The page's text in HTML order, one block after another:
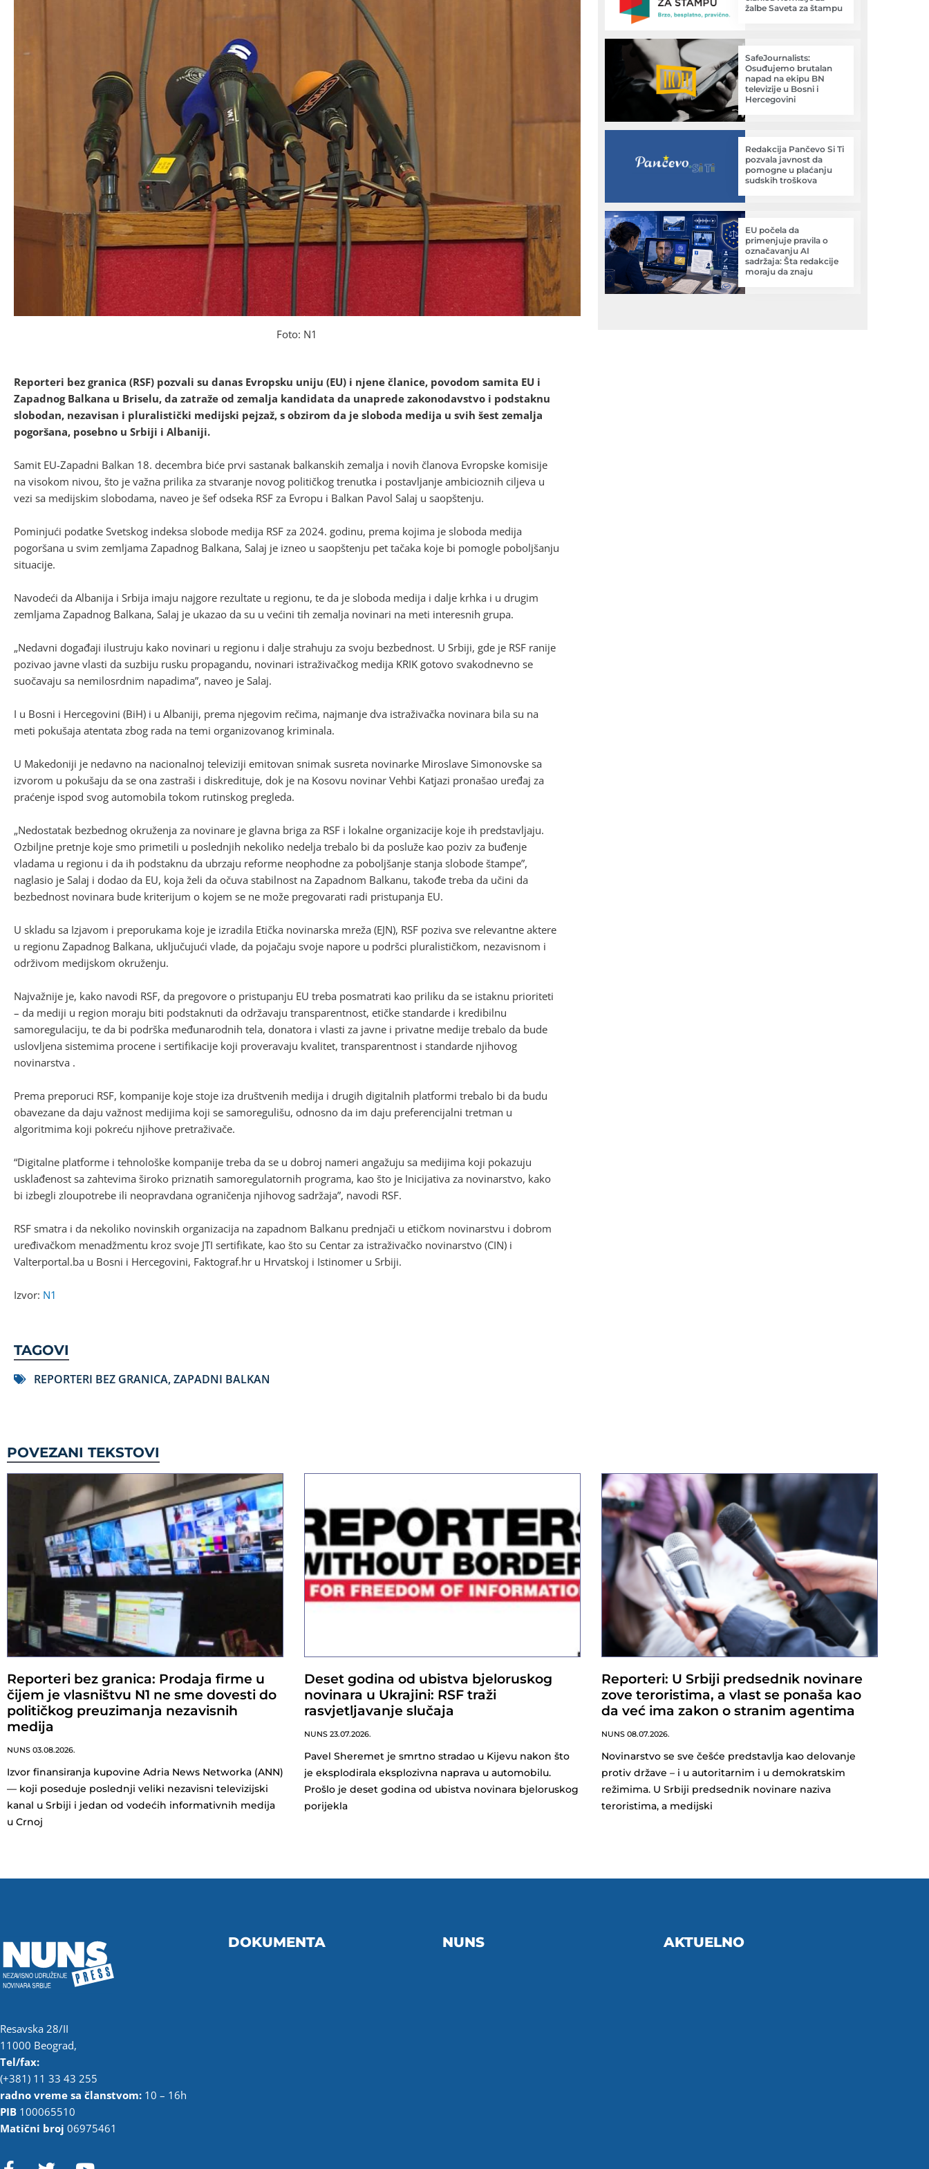
Foto: N1
Reporteri bez granica (RSF) pozvali su danas Evropsku uniju (EU) i njene članice, povodom samita EU i
Zapadnog Balkana u Briselu, da zatraže od zemalja kandidata da unaprede zakonodavstvo i podstaknu
slobodan, nezavisan i pluralistički medijski pejzaž, s obzirom da je sloboda medija u svih šest zemalja
pogoršana, posebno u Srbiji i Albaniji.
Samit EU-Zapadni Balkan 18. decembra biće prvi sastanak balkanskih zemalja i novih članova Evropske komisije
na visokom nivou, što je važna prilika za stvaranje novog političkog trenutka i postavljanje ambicioznih ciljeva u
vezi sa medijskim slobodama, naveo je šef odseka RSF za Evropu i Balkan Pavol Salaj u saopštenju.
Pominjući podatke Svetskog indeksa slobode medija RSF za 2024. godinu, prema kojima je sloboda medija
pogoršana u svim zemljama Zapadnog Balkana, Salaj je izneo u saopštenju pet tačaka koje bi pomogle poboljšanju
situacije.
Navodeći da Albanija i Srbija imaju najgore rezultate u regionu, te da je sloboda medija i dalje krhka i u drugim
zemljama Zapadnog Balkana, Salaj je ukazao da su u većini tih zemalja novinari na meti interesnih grupa.
„Nedavni događaji ilustruju kako novinari u regionu i dalje strahuju za svoju bezbednost. U Srbiji, gde je RSF ranije
pozivao javne vlasti da suzbiju rusku propagandu, novinari istraživačkog medija KRIK gotovo svakodnevno se
suočavaju sa nemilosrdnim napadima”, naveo je Salaj.
I u Bosni i Hercegovini (BiH) i u Albaniji, prema njegovim rečima, najmanje dva istraživačka novinara bila su na
meti pokušaja atentata zbog rada na temi organizovanog kriminala.
U Makedoniji je nedavno na nacionalnoj televiziji emitovan snimak susreta novinarke Miroslave Simonovske sa
izvorom u pokušaju da se ona zastraši i diskredituje, dok je na Kosovu novinar Vehbi Katjazi pronašao uređaj za
praćenje ispod svog automobila tokom rutinskog pregleda.
„Nedostatak bezbednog okruženja za novinare je glavna briga za RSF i lokalne organizacije koje ih predstavljaju.
Ozbiljne pretnje koje smo primetili u poslednjih nekoliko nedelja trebalo bi da posluže kao poziv za buđenje
vladama u regionu i da ih podstaknu da ubrzaju reforme neophodne za poboljšanje stanja slobode štampe”,
naglasio je Salaj i dodao da EU, koja želi da očuva stabilnost na Zapadnom Balkanu, takođe treba da učini da
bezbednost novinara bude kriterijum o kojem se ne može pregovarati radi pristupanja EU.
U skladu sa Izjavom i preporukama koje je izradila Etička novinarska mreža (EJN), RSF poziva sve relevantne aktere
u regionu Zapadnog Balkana, uključujući vlade, da pojačaju svoje napore u podršci pluralističkom, nezavisnom i
održivom medijskom okruženju.
Najvažnije je, kako navodi RSF, da pregovore o pristupanju EU treba posmatrati kao priliku da se istaknu prioriteti
– da mediji u region moraju biti podstaknuti da održavaju transparentnost, etičke standarde i kredibilnu
samoregulaciju, te da bi podrška međunarodnih tela, donatora i vlasti za javne i privatne medije trebalo da bude
uslovljena sistemima procene i sertifikacije koji proveravaju kvalitet, transparentnost i standarde njihovog
novinarstva .
Prema preporuci RSF, kompanije koje stoje iza društvenih medija i drugih digitalnih platformi trebalo bi da budu
obavezane da daju važnost medijima koji se samoregulišu, odnosno da im daju preferencijalni tretman u
algoritmima koji pokreću njihove pretraživače.
“Digitalne platforme i tehnološke kompanije treba da se u dobroj nameri angažuju sa medijima koji pokazuju
usklađenost sa zahtevima široko priznatih samoregulatornih programa, kao što je Inicijativa za novinarstvo, kako
bi izbegli zloupotrebe ili neopravdana ograničenja njihovog sadržaja”, navodi RSF.
RSF smatra i da nekoliko novinskih organizacija na zapadnom Balkanu prednjači u etičkom novinarstvu i dobrom
uređivačkom menadžmentu kroz svoje JTI sertifikate, kao što su Centar za istraživačko novinarstvo (CIN) i
Valterportal.ba u Bosni i Hercegovini, Faktograf.hr u Hrvatskoj i Istinomer u Srbiji.
Izvor: N1
TAGOVI
REPORTERI BEZ GRANICA,ZAPADNI BALKAN
žalbe Saveta za štampu
SafeJournalists:
Osuđujemo brutalan
napad na ekipu BN
televizije u Bosni i
Hercegovini
Redakcija Pančevo Si Ti
pozvala javnost da
pomogne u plaćanju
sudskih troškova
EU počela da
primenjuje pravila o
označavanju AI
sadržaja: Šta redakcije
moraju da znaju
POVEZANI TEKSTOVI
Reporteri bez granica: Prodaja firme u
čijem je vlasništvu N1 ne sme dovesti do
političkog preuzimanja nezavisnih
medija
NUNS 03.08.2026.
Izvor finansiranja kupovine Adria News Networka (ANN)
— koji poseduje poslednji veliki nezavisni televizijski
kanal u Srbiji i jedan od vodećih informativnih medija
u Crnoj
Deset godina od ubistva bjeloruskog
novinara u Ukrajini: RSF traži
rasvjetljavanje slučaja
NUNS 23.07.2026.
Pavel Sheremet je smrtno stradao u Kijevu nakon što
je eksplodirala eksplozivna naprava u automobilu.
Prošlo je deset godina od ubistva novinara bjeloruskog
porijekla
Reporteri: U Srbiji predsednik novinare
zove teroristima, a vlast se ponaša kao
da već ima zakon o stranim agentima
NUNS 08.07.2026.
Novinarstvo se sve češće predstavlja kao delovanje
protiv države – i u autoritarnim i u demokratskim
režimima. U Srbiji predsednik novinare naziva
teroristima, a medijski
Resavska 28/II
11000 Beograd,
Tel/fax:
(+381) 11 33 43 255
radno vreme sa članstvom: 10 – 16h
PIB 100065510
Matični broj 06975461
DOKUMENTA NUNS AKTUELNO